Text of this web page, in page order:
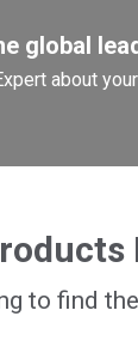
global
about
to find